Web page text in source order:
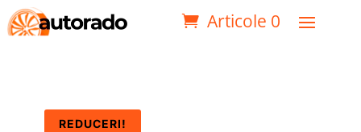
Articole 0
REDUCERI!